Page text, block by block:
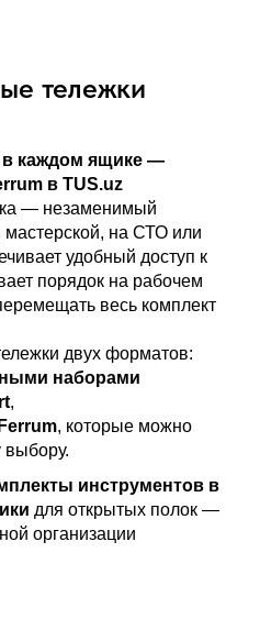
тележки
в каждом ящике —
в TUS.uz
— незаменимый
на СТО или
удобный доступ к
порядок на рабочем
весь комплект
двух форматов:
наборами
,
, которые можно
выбору.
инструментов в
для открытых полок —
организации